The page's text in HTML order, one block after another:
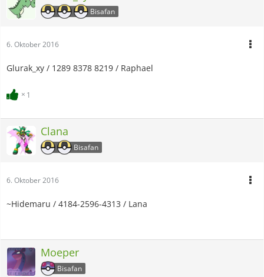
Bisafan
6. Oktober 2016
Glurak_xy / 1289 8378 8219 / Raphael
1
Clana
Bisafan
6. Oktober 2016
~Hidemaru / 4184-2596-4313 / Lana
Moeper
Bisafan